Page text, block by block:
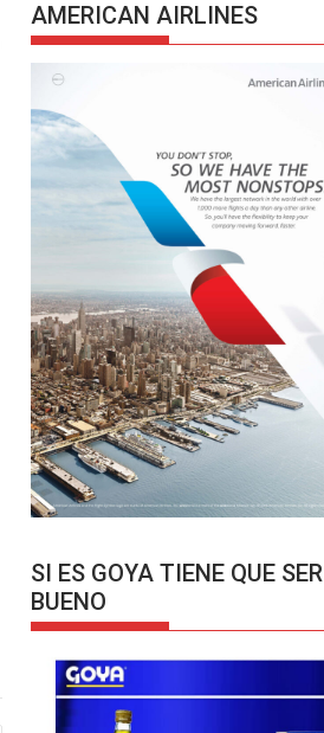
AMERICAN AIRLINES
SI ES GOYA TIENE QUE SER
BUENO